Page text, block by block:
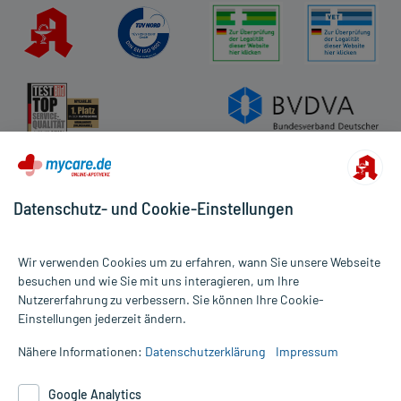
Alle Preise gelten inkl. MwSt., ggf. zzgl. Versandkosten
Informationen auf dieser Website werden ausschließlich für
die Untersuchung und Behandlung durch einen Arzt. Bitte
Therapien eingeleitet werden können. | Diese Webseite benutzt
Datenschutz- und Cookie-Einstellungen
Wir verwenden Cookies um zu erfahren, wann Sie unsere Webseite
besuchen und wie Sie mit uns interagieren, um Ihre
Nutzererfahrung zu verbessern. Sie können Ihre Cookie-
Einstellungen jederzeit ändern.
Nähere Informationen: Datenschutzerklärung Impressum
Google Analytics